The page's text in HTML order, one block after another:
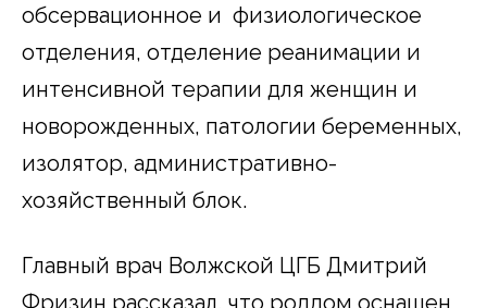
обсервационное и физиологическое
отделения, отделение реанимации и
интенсивной терапии для женщин и
новорожденных, патологии беременных,
изолятор, административно-
хозяйственный блок.
Главный врач Волжской ЦГБ Дмитрий
Фризин рассказал, что роддом оснащен